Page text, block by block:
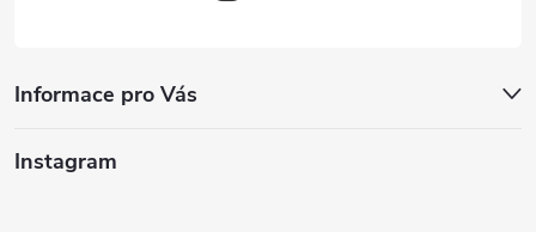
Informace pro Vás
Instagram